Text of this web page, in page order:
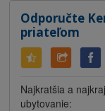
Odporučte
priateľom
Najkratšia a
ubytovanie: